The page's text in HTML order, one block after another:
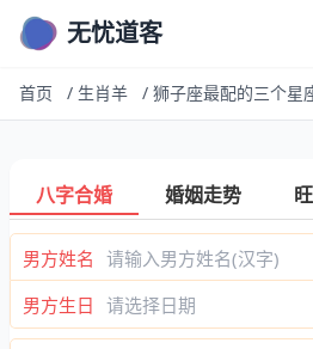
无忧道客
首页 / 生肖羊 / 狮子座最配的三个星
八字合婚 婚姻走势
男方姓名
男方生日